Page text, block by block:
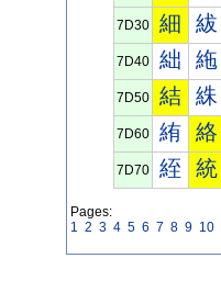
7D30 細 紱
7D40 絀 絁
7D50 結 絑
7D60 絠 絡
7D70 絰 統
Pages:
1 2 3 4 5 6 7 8 9 10